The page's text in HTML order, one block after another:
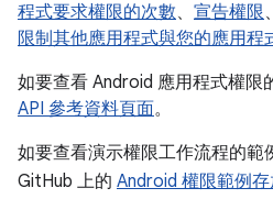
程式要求權限的次數、 宣告權限、
限制其他應用程式與您的應用程
如要查看 Android 應用程式權限
API 參考資料頁面。
如要查看演示權限工作流程的範
GitHub 上的 Android 權限範例